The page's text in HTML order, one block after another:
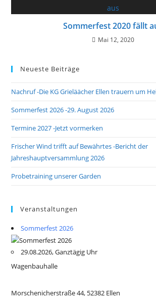
Sommerfest 2020 fällt
Mai 12, 2020
Neueste Beiträge
Nachruf -Die KG Grieläächer Ellen trauern um
Sommerfest 2026 -29. August 2026
Termine 2027 -Jetzt vormerken
Frischer Wind trifft auf Bewährtes -Bericht der
Jahreshauptversammlung 2026
Probetraining unserer Garden
Veranstaltungen
Sommerfest 2026
29.08.2026, Ganztägig Uhr
Wagenbauhalle
Morschenicherstraße 44, 52382 Ellen